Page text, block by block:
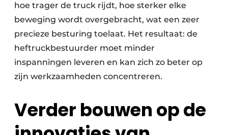
hoe trager de truck rijdt, hoe sterker elke
beweging wordt over­gebracht, wat een zeer
precieze besturing toelaat. Het resultaat: de
heftruck­bestuurder moet minder
inspanningen leveren en kan zich zo beter op
zijn werkzaamheden concentreren.
Verder bouwen op de